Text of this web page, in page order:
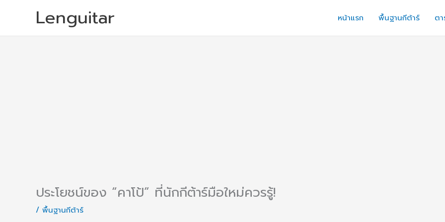
Lenguitar หน้าแรก พื้นฐานกีต้าร์ ต
ประโยชน์ของ “คาโป้” ที่นักกีต้าร์มือใหม่ควรรู้!
/ พื้นฐานกีต้าร์